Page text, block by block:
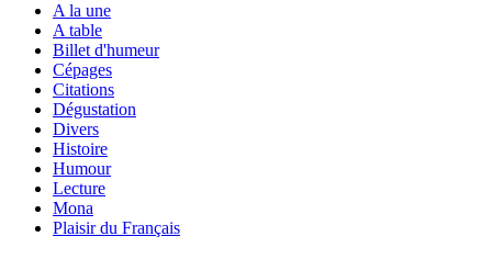
A la une
A table
Billet d'humeur
Cépages
Citations
Dégustation
Divers
Histoire
Humour
Lecture
Mona
Plaisir du Français